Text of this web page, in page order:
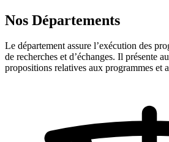
Nos Départements
Le département assure l’exécution des
de recherches et d’échanges. Il présente
propositions relatives aux programmes et